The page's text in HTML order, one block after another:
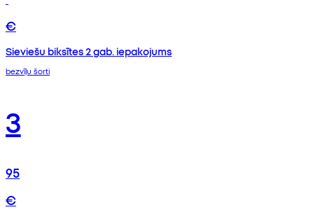
€
Sieviešu biksītes 2 gab. iepakojums
bezvīļu šorti
3
95
€